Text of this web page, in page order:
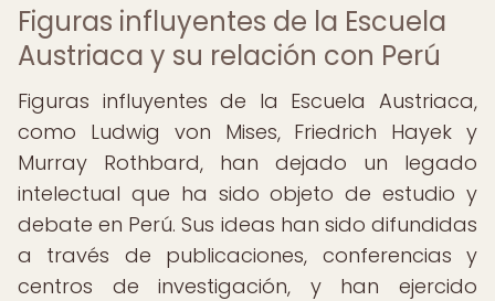
Figuras influyentes de la Escuela
Austriaca y su relación con Perú
Figuras influyentes de la Escuela Austriaca,
como Ludwig von Mises, Friedrich Hayek y
Murray Rothbard, han dejado un legado
intelectual que ha sido objeto de estudio y
debate en Perú. Sus ideas han sido difundidas
a través de publicaciones, conferencias y
centros de investigación, y han ejercido